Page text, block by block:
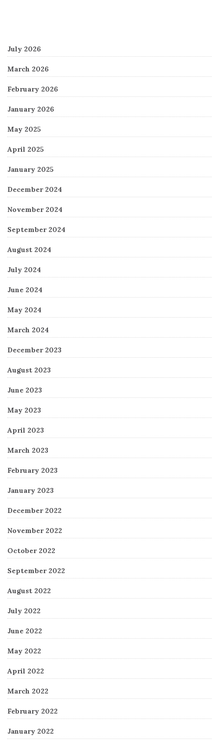
July 2026
March 2026
February 2026
January 2026
May 2025
April 2025
January 2025
December 2024
November 2024
September 2024
August 2024
July 2024
June 2024
May 2024
March 2024
December 2023
August 2023
June 2023
May 2023
April 2023
March 2023
February 2023
January 2023
December 2022
November 2022
October 2022
September 2022
August 2022
July 2022
June 2022
May 2022
April 2022
March 2022
February 2022
January 2022